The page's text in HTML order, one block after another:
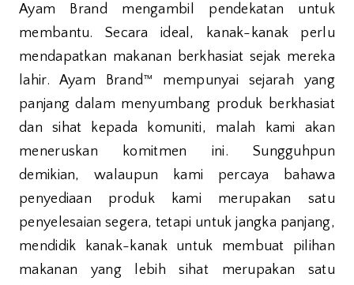
Ayam Brand mengambil pendekatan untuk
membantu. Secara ideal, kanak-kanak perlu
mendapatkan makanan berkhasiat sejak mereka
lahir. Ayam Brand™ mempunyai sejarah yang
panjang dalam menyumbang produk berkhasiat
dan sihat kepada komuniti, malah kami akan
meneruskan komitmen ini. Sungguhpun
demikian, walaupun kami percaya bahawa
penyediaan produk kami merupakan satu
penyelesaian segera, tetapi untuk jangka panjang,
mendidik kanak-kanak untuk membuat pilihan
makanan yang lebih sihat merupakan satu